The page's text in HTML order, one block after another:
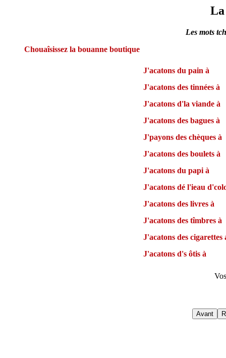
Les mots
Chouaîsissez la bouanne boutique
J'acatons du pain à
J'acatons des tinnées à
J'acatons d'la viande à
J'acatons des bagues à
J'payons des chèques à
J'acatons des boulets à
J'acatons du papi à
J'acatons dé l'ieau
J'acatons des livres à
J'acatons des tîmbres à
J'acatons des cigarettes
J'acatons d's ôtis à